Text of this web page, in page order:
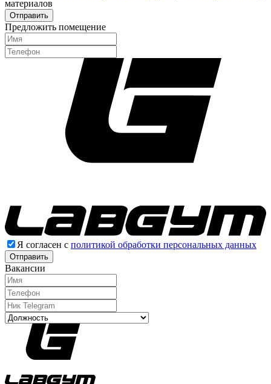
материалов
Отправить
Предложить помещение
Я согласен с политикой обработки персональных данных
Отправить
Вакансии